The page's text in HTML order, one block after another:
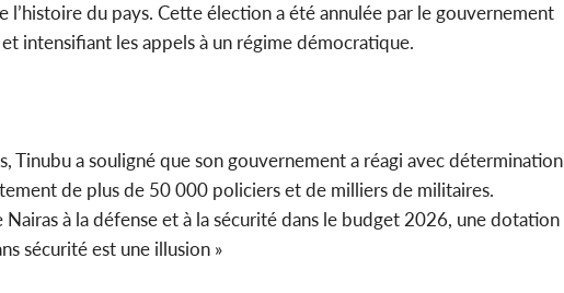
du pays. Cette élection a été annulée par le gouvernement
intensifiant les appels à un régime démocratique.
a souligné que son gouvernement a réagi avec détermination
de plus de 50 000 policiers et de milliers de militaires.
à la défense et à la sécurité dans le budget 2026, une dotation
sécurité est une illusion »